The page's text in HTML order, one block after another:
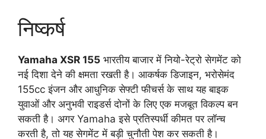
निष्कर्ष
Yamaha XSR 155 भारतीय बाजार में नियो-रेट्रो सेगमेंट को
नई दिशा देने की क्षमता रखती है। आकर्षक डिजाइन, भरोसेमंद
155cc इंजन और आधुनिक सेफ्टी फीचर्स के साथ यह बाइक
युवाओं और अनुभवी राइडर्स दोनों के लिए एक मजबूत विकल्प बन
सकती है। अगर Yamaha इसे प्रतिस्पर्धी कीमत पर लॉन्च
करती है, तो यह सेगमेंट में बड़ी चुनौती पेश कर सकती है।